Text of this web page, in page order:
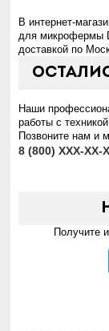
В интернет-
для микрофермы
доставкой по
Наши
работы с
Позвоните нам и
8 (800)XXX-XX-
Получите